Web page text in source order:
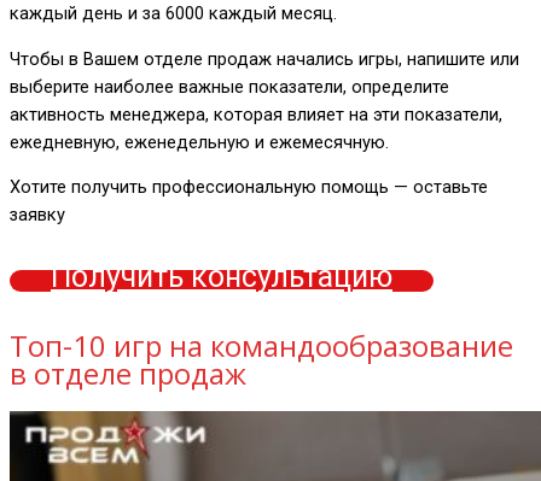
каждый день и за 6000 каждый месяц.
Чтобы в Вашем отделе продаж начались игры, напишите или
выберите наиболее важные показатели, определите
активность менеджера, которая влияет на эти показатели,
ежедневную, еженедельную и ежемесячную.
Хотите получить профессиональную помощь — оставьте
заявку
Получить консультацию
Топ-10 игр на командообразование
в отделе продаж